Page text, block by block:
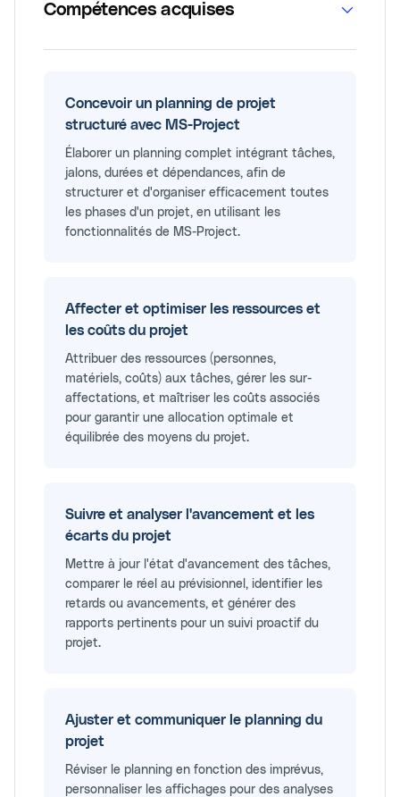
Compétences acquises
Concevoir un planning de projet
structuré avec MS-Project
Élaborer un planning complet intégrant tâches,
jalons, durées et dépendances, afin de
structurer et d'organiser efficacement toutes
les phases d'un projet, en utilisant les
fonctionnalités de MS-Project.
Affecter et optimiser les ressources et
les coûts du projet
Attribuer des ressources (personnes,
matériels, coûts) aux tâches, gérer les sur-
affectations, et maîtriser les coûts associés
pour garantir une allocation optimale et
équilibrée des moyens du projet.
Suivre et analyser l'avancement et les
écarts du projet
Mettre à jour l'état d'avancement des tâches,
comparer le réel au prévisionnel, identifier les
retards ou avancements, et générer des
rapports pertinents pour un suivi proactif du
projet.
Ajuster et communiquer le planning du
projet
Réviser le planning en fonction des imprévus,
personnaliser les affichages pour des analyses